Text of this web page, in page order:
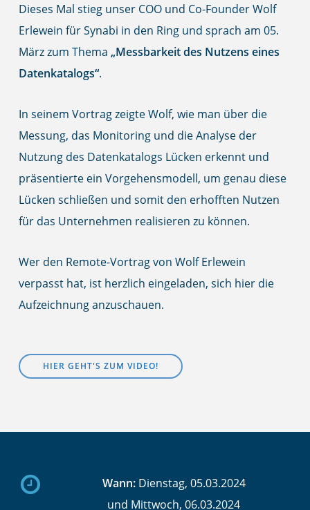
Dieses Mal stieg unser COO und Co-Founder Wolf
Erlewein für Synabi in den Ring und sprach am 05.
März zum Thema „Messbarkeit des Nutzens eines
Datenkatalogs“.
In seinem Vortrag zeigte Wolf, wie man über die
Messung, das Monitoring und die Analyse der
Nutzung des Datenkatalogs Lücken erkennt und
präsentierte ein Vorgehensmodell, um genau diese
Lücken schließen und somit den erhofften Nutzen
für das Unternehmen realisieren zu können.
Wer den Remote-Vortrag von Wolf Erlewein
verpasst hat, ist herzlich eingeladen, sich hier die
Aufzeichnung anzuschauen.
HIER GEHT'S ZUM VIDEO!
Wann:Dienstag, 05.03.2024
und Mittwoch, 06.03.2024